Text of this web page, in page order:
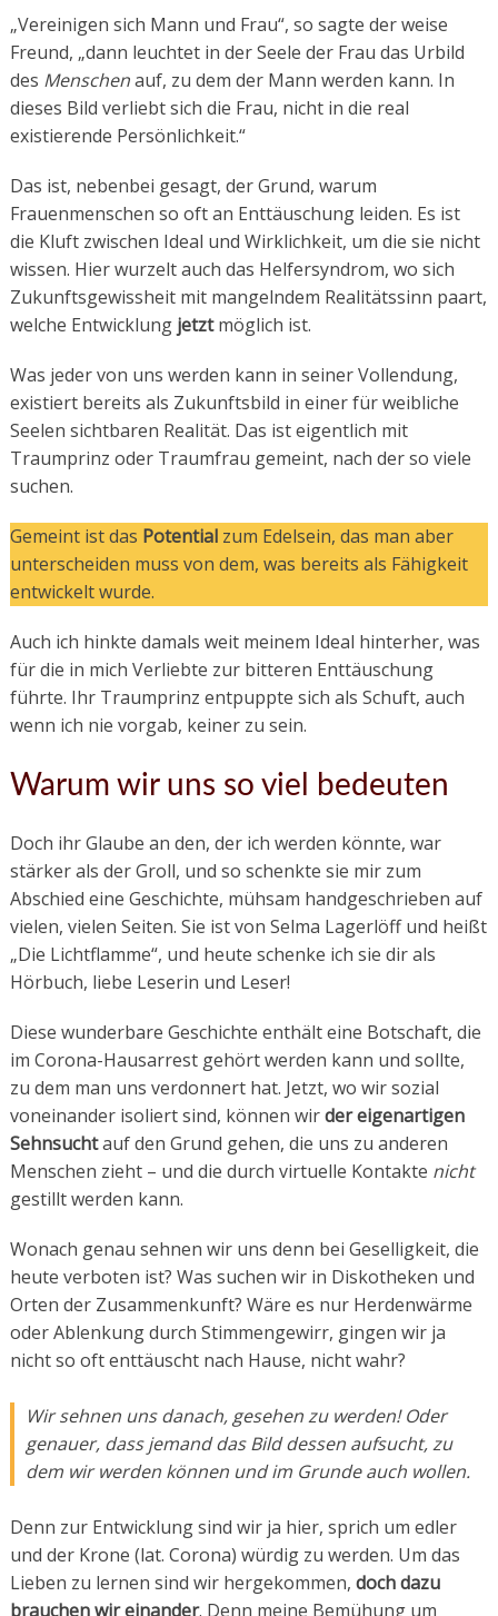
„Vereinigen sich Mann und Frau“, so sagte der weise
Freund, „dann leuchtet in der Seele der Frau das Urbild
des Menschenauf, zu dem der Mann werden kann. In
dieses Bild verliebt sich die Frau, nicht in die real
existierende Persönlichkeit.“
Das ist, nebenbei gesagt, der Grund, warum
Frauenmenschen so oft an Enttäuschung leiden. Es ist
die Kluft zwischen Ideal und Wirklichkeit, um die sie nicht
wissen. Hier wurzelt auch das Helfersyndrom, wo sich
Zukunftsgewissheit mit mangelndem Realitätssinn paart,
welche Entwicklung jetztmöglich ist.
Was jeder von uns werden kann in seiner Vollendung,
existiert bereits als Zukunftsbild in einer für weibliche
Seelen sichtbaren Realität. Das ist eigentlich mit
Traumprinz oder Traumfrau gemeint, nach der so viele
suchen.
Gemeint ist das Potential zum Edelsein, das man aber
unterscheiden muss von dem, was bereits als Fähigkeit
entwickelt wurde.
Auch ich hinkte damals weit meinem Ideal hinterher, was
für die in mich Verliebte zur bitteren Enttäuschung
führte. Ihr Traumprinz entpuppte sich als Schuft, auch
wenn ich nie vorgab, keiner zu sein.
Warum wir uns so viel bedeuten
Doch ihr Glaube an den, der ich werden könnte, war
stärker als der Groll, und so schenkte sie mir zum
Abschied eine Geschichte, mühsam handgeschrieben auf
vielen, vielen Seiten. Sie ist von Selma Lagerlöff und heißt
„Die Lichtflamme“, und heute schenke ich sie dir als
Hörbuch, liebe Leserin und Leser!
Diese wunderbare Geschichte enthält eine Botschaft, die
im Corona-Hausarrest gehört werden kann und sollte,
zu dem man uns verdonnert hat. Jetzt, wo wir sozial
voneinander isoliert sind, können wirder eigenartigen
Sehnsuchtauf den Grund gehen, die uns zu anderen
Menschen zieht – und die durch virtuelle Kontakte nicht
gestillt werden kann.
Wonach genau sehnen wir uns denn bei Geselligkeit, die
heute verboten ist? Was suchen wir in Diskotheken und
Orten der Zusammenkunft? Wäre es nur Herdenwärme
oder Ablenkung durch Stimmengewirr, gingen wir ja
nicht so oft enttäuscht nach Hause, nicht wahr?
Wir sehnen uns danach, gesehen zu werden! Oder
genauer, dass jemand das Bild dessen aufsucht, zu
dem wir werden können und im Grunde auch wollen.
Denn zur Entwicklung sind wir ja hier, sprich um edler
und der Krone (lat. Corona) würdig zu werden. Um das
Lieben zu lernen sind wir hergekommen, doch dazu
brauchen wir einander. Denn meine Bemühung um